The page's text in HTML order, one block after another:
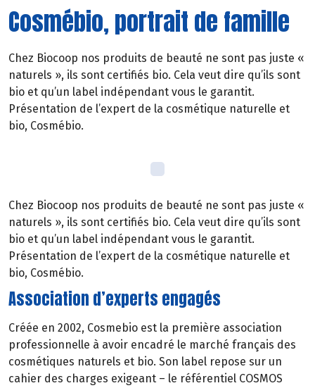
Cosmébio, portrait de famille
Chez Biocoop nos produits de beauté ne sont pas juste «
naturels », ils sont certifiés bio. Cela veut dire qu’ils sont
bio et qu’un label indépendant vous le garantit.
Présentation de l’expert de la cosmétique naturelle et
bio, Cosmébio.
Chez Biocoop nos produits de beauté ne sont pas juste «
naturels », ils sont certifiés bio. Cela veut dire qu’ils sont
bio et qu’un label indépendant vous le garantit.
Présentation de l’expert de la cosmétique naturelle et
bio, Cosmébio.
Association d’experts engagés
Créée en 2002, Cosmebio est la première association
professionnelle à avoir encadré le marché français des
cosmétiques naturels et bio. Son label repose sur un
cahier des charges exigeant – le référentiel COSMOS